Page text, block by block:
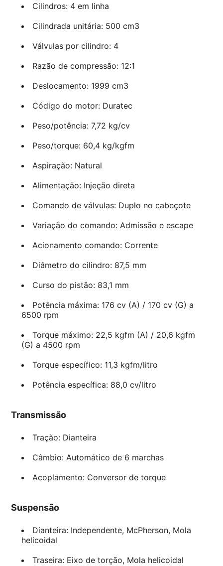
Cilindros: 4 em linha
Cilindrada unitária: 500 cm3
Válvulas por cilindro: 4
Razão de compressão: 12:1
Deslocamento: 1999 cm3
Código do motor: Duratec
Peso/potência: 7,72 kg/cv
Peso/torque: 60,4 kg/kgfm
Aspiração: Natural
Alimentação: Injeção direta
Comando de válvulas: Duplo no cabeçote
Variação do comando: Admissão e escape
Acionamento comando: Corrente
Diâmetro do cilindro: 87,5 mm
Curso do pistão: 83,1 mm
Potência máxima: 176 cv (A) / 170 cv (G) a
6500 rpm
Torque máximo: 22,5 kgfm (A) / 20,6 kgfm
(G) a 4500 rpm
Torque específico: 11,3 kgfm/litro
Potência específica: 88,0 cv/litro
Transmissão
Tração: Dianteira
Câmbio: Automático de 6 marchas
Acoplamento: Conversor de torque
Suspensão
Dianteira: Independente, McPherson, Mola
helicoidal
Traseira: Eixo de torção, Mola helicoidal